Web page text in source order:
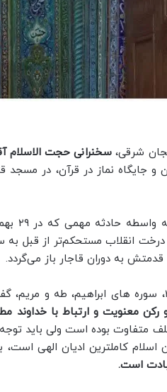
شرقی، سخنرانی حجت الاسلام
جایگاه نماز در قرآن، در مسجد
انقلاب مستحکم‌تر از قبل
به دوران قاجار باز می‌گردد.
رکن معنویت و ارتباط با خداوند
متفاوت بوده است ولی باید
کاملترین ادیان الهی
است.